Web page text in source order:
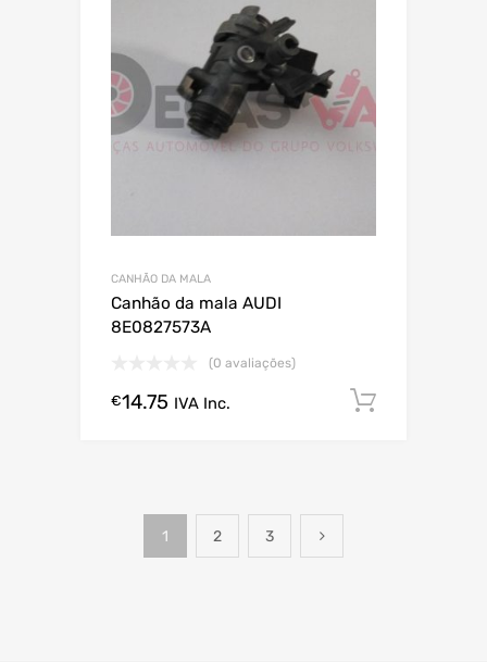
CANHÃO DA MALA
Canhão da mala AUDI
8E0827573A
(0 avaliações)
€14.75 IVA Inc.
1 2 3